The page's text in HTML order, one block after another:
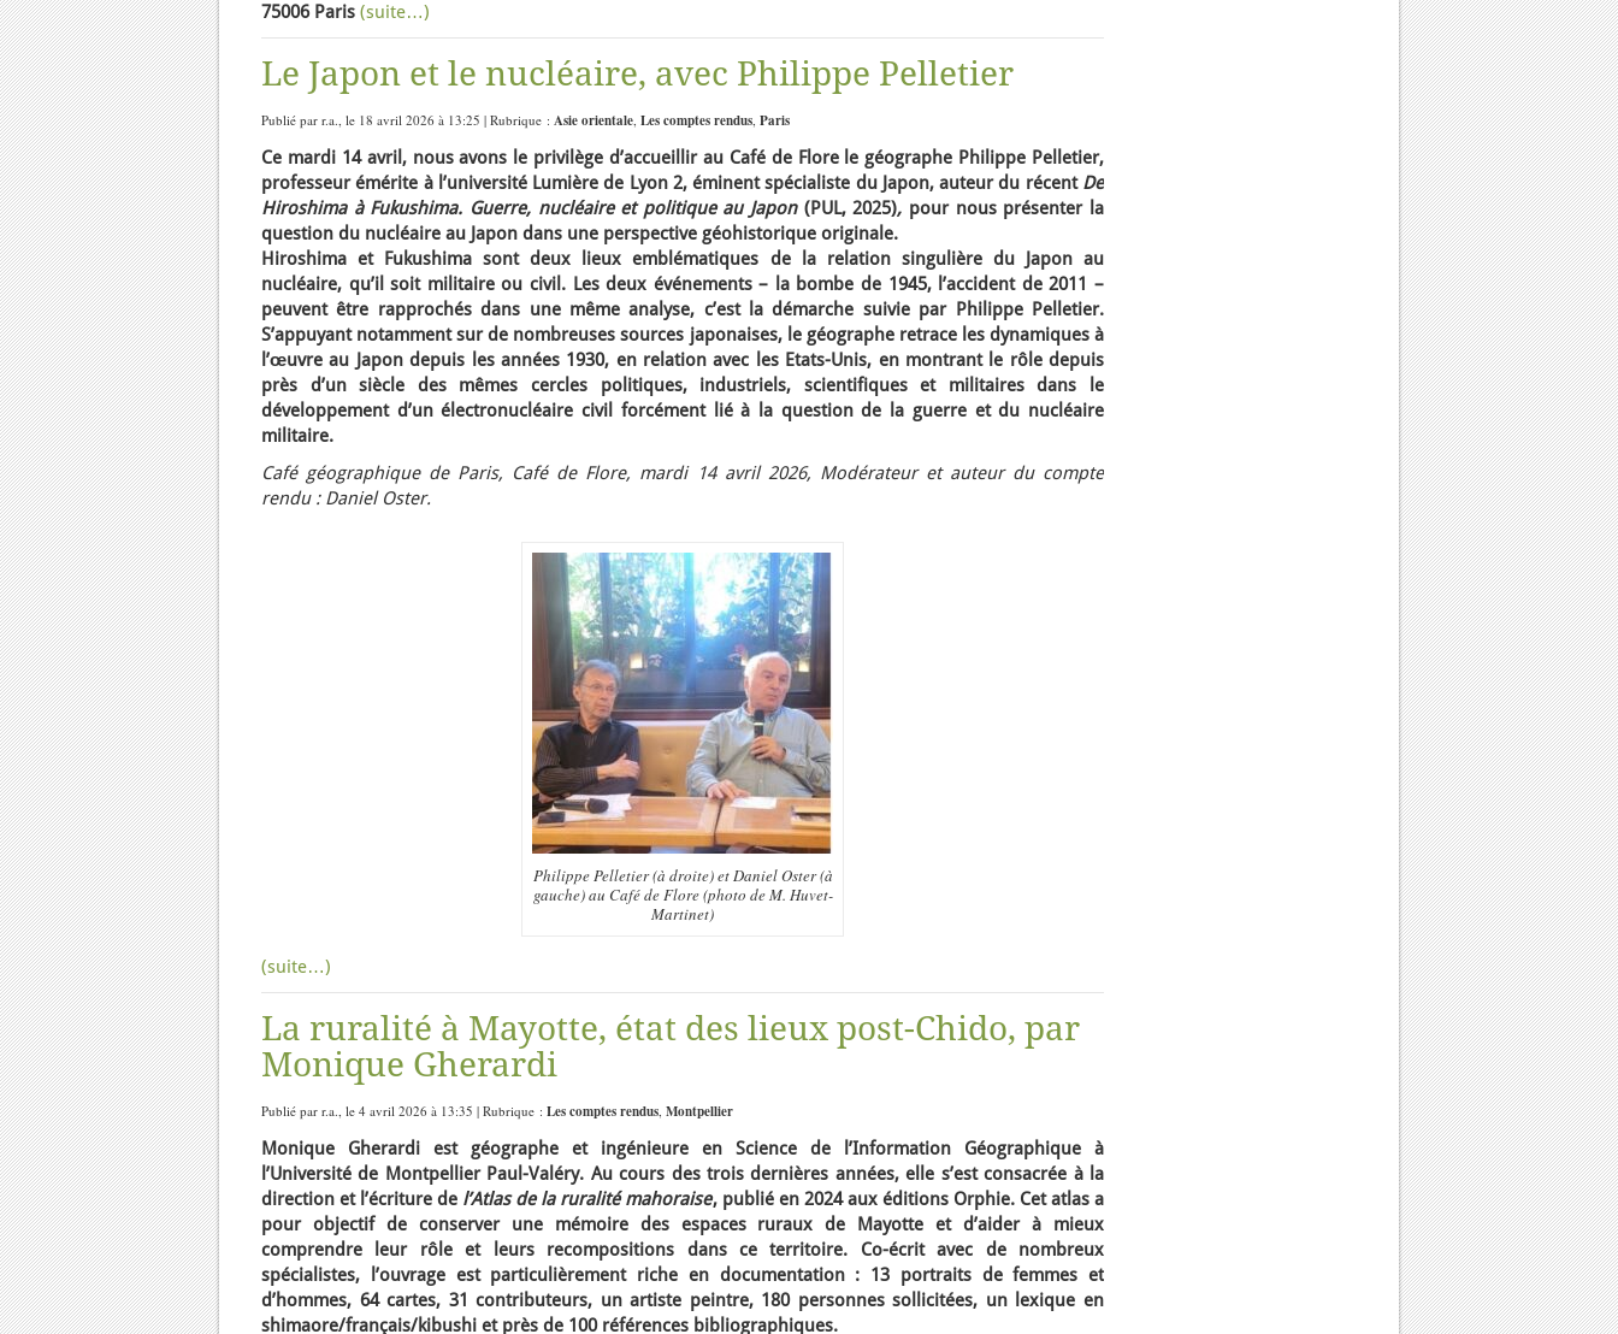
75006 Paris (suite…)
Le Japon et le nucléaire, avec Philippe Pelletier
Publié par r.a., le 18 avril 2026 à 13:25 | Rubrique : Asie orientale, Les comptes rendus, Paris
Ce mardi 14 avril, nous avons le privilège d’accueillir au Café de Flore le géographe Philippe Pelletier,
professeur émérite à l’université Lumière de Lyon 2, éminent spécialiste du Japon, auteur du récent De
Hiroshima à Fukushima. Guerre, nucléaire et politique au Japon (PUL, 2025), pour nous présenter la
question du nucléaire au Japon dans une perspective géohistorique originale.
Hiroshima et Fukushima sont deux lieux emblématiques de la relation singulière du Japon au
nucléaire, qu’il soit militaire ou civil. Les deux événements – la bombe de 1945, l’accident de 2011 –
peuvent être rapprochés dans une même analyse, c’est la démarche suivie par Philippe Pelletier.
S’appuyant notamment sur de nombreuses sources japonaises, le géographe retrace les dynamiques à
l’œuvre au Japon depuis les années 1930, en relation avec les Etats-Unis, en montrant le rôle depuis
près d’un siècle des mêmes cercles politiques, industriels, scientifiques et militaires dans le
développement d’un électronucléaire civil forcément lié à la question de la guerre et du nucléaire
militaire.
Café géographique de Paris, Café de Flore, mardi 14 avril 2026, Modérateur et auteur du compte
rendu : Daniel Oster.
Philippe Pelletier (à droite) et Daniel Oster (à
gauche) au Café de Flore (photo de M. Huvet-
Martinet)
(suite…)
La ruralité à Mayotte, état des lieux post-Chido, par
Monique Gherardi
Publié par r.a., le 4 avril 2026 à 13:35 | Rubrique : Les comptes rendus, Montpellier
Monique Gherardi est géographe et ingénieure en Science de l’Information Géographique à
l’Université de Montpellier Paul-Valéry. Au cours des trois dernières années, elle s’est consacrée à la
direction et l’écriture de l’Atlas de la ruralité mahoraise, publié en 2024 aux éditions Orphie. Cet atlas a
pour objectif de conserver une mémoire des espaces ruraux de Mayotte et d’aider à mieux
comprendre leur rôle et leurs recompositions dans ce territoire. Co-écrit avec de nombreux
spécialistes, l’ouvrage est particulièrement riche en documentation : 13 portraits de femmes et
d’hommes, 64 cartes, 31 contributeurs, un artiste peintre, 180 personnes sollicitées, un lexique en
shimaore/français/kibushi et près de 100 références bibliographiques.